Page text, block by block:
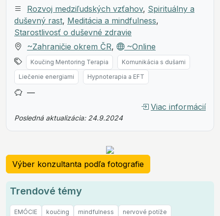
Rozvoj medziľudských vzťahov, Spirituálny a
duševný rast, Meditácia a mindfulness,
Starostlivosť o duševné zdravie
~Zahraničie okrem ČR, ~Online
Koučing Mentoring Terapia
Komunikácia s dušami
Liečenie energiami
Hypnoterapia a EFT
—
Viac informácií
Posledná aktualizácia: 24.9.2024
Výber konzultanta podľa fotografie
Trendové témy
EMÓCIE koučing mindfulness
nervové potíže